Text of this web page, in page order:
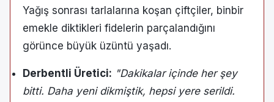
Yağış sonrası tarlalarına koşan çiftçiler, binbir
emekle diktikleri fidelerin parçalandığını
görünce büyük üzüntü yaşadı.
Derbentli Üretici: "Dakikalar içinde her şey
bitti. Daha yeni dikmiştik, hepsi yere serildi.